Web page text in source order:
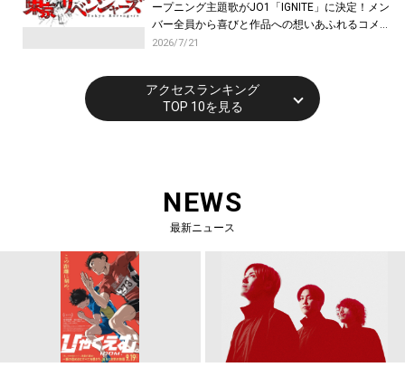
ープニング主題歌がJO1「IGNITE」に決定！メン
バー全員から喜びと作品への想いあふれるコメン
トが到着！9月に東京・大阪で先行上映会を開
2026/7/21
アクセスランキング
TOP 10を見る
NEWS
最新ニュース